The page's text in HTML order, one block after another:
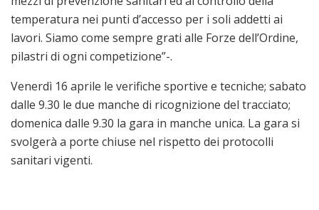
temperatura nei punti d’accesso per i soli addetti ai
lavori. Siamo come sempre grati alle Forze dell’Ordine,
pilastri di ogni competizione”-.
Venerdì 16 aprile le verifiche sportive e tecniche; sabato
dalle 9.30 le due manche di ricognizione del tracciato;
domenica dalle 9.30 la gara in manche unica. La gara si
svolgerà a porte chiuse nel rispetto dei protocolli
sanitari vigenti.